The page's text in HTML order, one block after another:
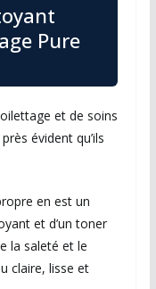
Pure
et de soins
évident qu’ils
en est un
et d’un toner
la saleté et le
claire, lisse et